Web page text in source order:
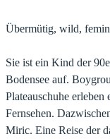
Übermütig, wild,
Sie ist ein Kind der
Bodensee auf.
Plateauschuhe
Fernsehen.
Miric. Eine Reise der